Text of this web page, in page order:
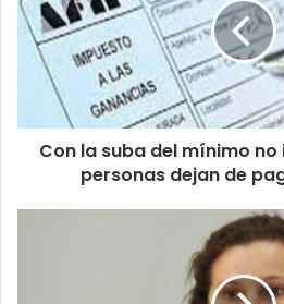
Con la suba del mínimo no
personas dejan de